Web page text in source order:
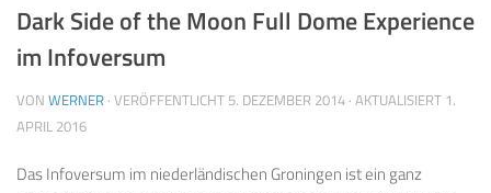
Dark Side of the Moon Full Dome Experience
im Infoversum
VON WERNER · VERÖFFENTLICHT 5. DEZEMBER 2014 · AKTUALISIERT 1.
APRIL 2016
Das Infoversum im niederländischen Groningen ist ein ganz